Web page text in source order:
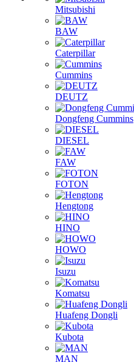
Mitsubishi
BAW
Caterpillar
Cummins
DEUTZ
Dongfeng Cummins
DIESEL
FAW
FOTON
Hengtong
HINO
HOWO
Isuzu
Komatsu
Huafeng Dongli
Kubota
MAN